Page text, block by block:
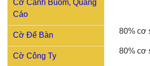
Cờ Cánh Buồm, Quảng
Cáo
Cờ Để Bàn
Cờ Công Ty
80% cơ
80% cơ